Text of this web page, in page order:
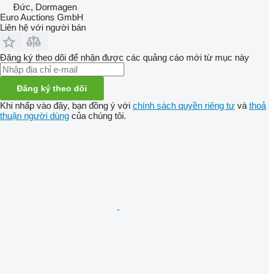
Đức, Dormagen
Euro Auctions GmbH
Liên hệ với người bán
Đăng ký theo dõi để nhận được các quảng cáo mới từ mục này
Đăng ký theo dõi
Khi nhấp vào đây, bạn đồng ý với chính sách quyền riêng tư và thoả
thuận người dùng của chúng tôi.